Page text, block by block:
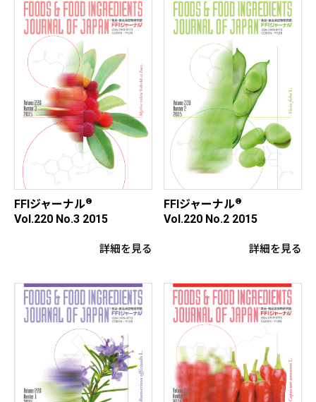
FFIジャーナル®
Vol.220 No.3 2015
詳細を見る
FFIジャーナル®
Vol.220 No.2 2015
詳細を見る